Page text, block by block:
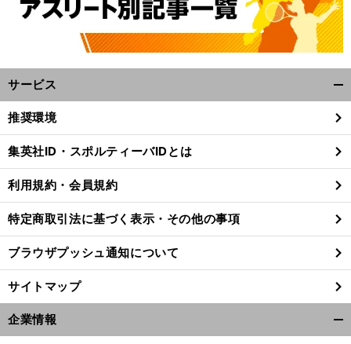
サービス
閉
る
推奨環境
集英社ID・スポルティーバIDとは
利用規約・会員規約
特定商取引法に基づく表示・その他の事項
ブラウザプッシュ通知について
サイトマップ
企業情報